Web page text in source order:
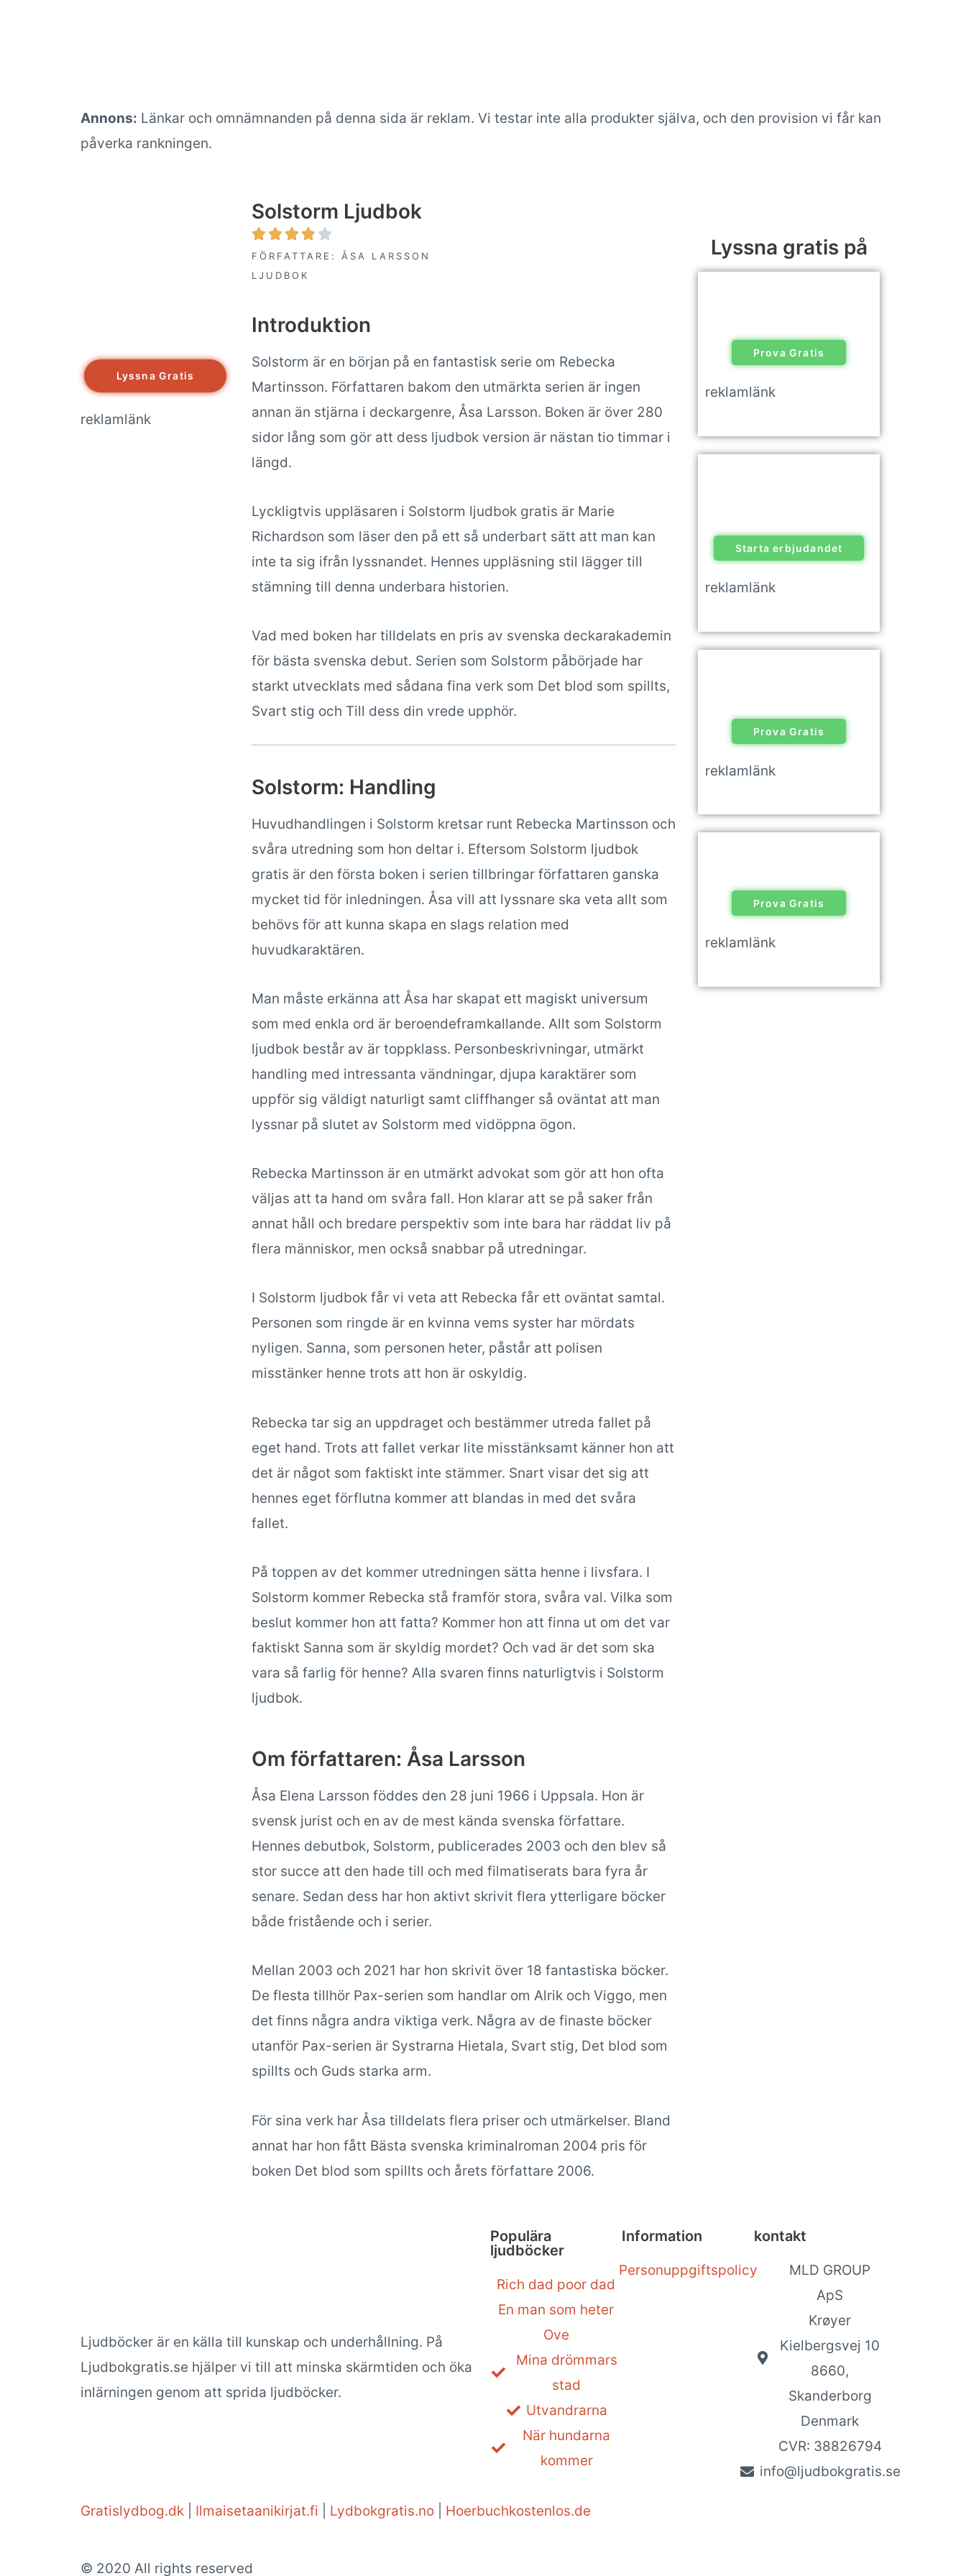
Annons: Länkar och omnämnanden på denna sida är reklam. Vi testar inte alla produkter själva, och den provision vi får kan
påverka rankningen.
Lyssna Gratis
reklamlänk
Solstorm Ljudbok
    
FÖRFATTARE: ÅSA LARSSON
LJUDBOK
Introduktion
Solstorm är en början på en fantastisk serie om Rebecka
Martinsson. Författaren bakom den utmärkta serien är ingen
annan än stjärna i deckargenre, Åsa Larsson. Boken är över 280
sidor lång som gör att dess ljudbok version är nästan tio timmar i
längd.
Lyckligtvis uppläsaren i Solstorm ljudbok gratis är Marie
Richardson som läser den på ett så underbart sätt att man kan
inte ta sig ifrån lyssnandet. Hennes uppläsning stil lägger till
stämning till denna underbara historien.
Vad med boken har tilldelats en pris av svenska deckarakademin
för bästa svenska debut. Serien som Solstorm påbörjade har
starkt utvecklats med sådana fina verk som Det blod som spillts,
Svart stig och Till dess din vrede upphör.
Solstorm: Handling
Huvudhandlingen i Solstorm kretsar runt Rebecka Martinsson och
svåra utredning som hon deltar i. Eftersom Solstorm ljudbok
gratis är den första boken i serien tillbringar författaren ganska
mycket tid för inledningen. Åsa vill att lyssnare ska veta allt som
behövs för att kunna skapa en slags relation med
huvudkaraktären.
Man måste erkänna att Åsa har skapat ett magiskt universum
som med enkla ord är beroendeframkallande. Allt som Solstorm
ljudbok består av är toppklass. Personbeskrivningar, utmärkt
handling med intressanta vändningar, djupa karaktärer som
uppför sig väldigt naturligt samt cliffhanger så oväntat att man
lyssnar på slutet av Solstorm med vidöppna ögon.
Rebecka Martinsson är en utmärkt advokat som gör att hon ofta
väljas att ta hand om svåra fall. Hon klarar att se på saker från
annat håll och bredare perspektiv som inte bara har räddat liv på
flera människor, men också snabbar på utredningar.
I Solstorm ljudbok får vi veta att Rebecka får ett oväntat samtal.
Personen som ringde är en kvinna vems syster har mördats
nyligen. Sanna, som personen heter, påstår att polisen
misstänker henne trots att hon är oskyldig.
Rebecka tar sig an uppdraget och bestämmer utreda fallet på
eget hand. Trots att fallet verkar lite misstänksamt känner hon att
det är något som faktiskt inte stämmer. Snart visar det sig att
hennes eget förflutna kommer att blandas in med det svåra
fallet.
På toppen av det kommer utredningen sätta henne i livsfara. I
Solstorm kommer Rebecka stå framför stora, svåra val. Vilka som
beslut kommer hon att fatta? Kommer hon att finna ut om det var
faktiskt Sanna som är skyldig mordet? Och vad är det som ska
vara så farlig för henne? Alla svaren finns naturligtvis i Solstorm
ljudbok.
Om författaren: Åsa Larsson
Åsa Elena Larsson föddes den 28 juni 1966 i Uppsala. Hon är
svensk jurist och en av de mest kända svenska författare.
Hennes debutbok, Solstorm, publicerades 2003 och den blev så
stor succe att den hade till och med filmatiserats bara fyra år
senare. Sedan dess har hon aktivt skrivit flera ytterligare böcker
både fristående och i serier.
Mellan 2003 och 2021 har hon skrivit över 18 fantastiska böcker.
De flesta tillhör Pax-serien som handlar om Alrik och Viggo, men
det finns några andra viktiga verk. Några av de finaste böcker
utanför Pax-serien är Systrarna Hietala, Svart stig, Det blod som
spillts och Guds starka arm.
För sina verk har Åsa tilldelats flera priser och utmärkelser. Bland
annat har hon fått Bästa svenska kriminalroman 2004 pris för
boken Det blod som spillts och årets författare 2006.
Lyssna gratis på
Prova Gratis
reklamlänk
Starta erbjudandet
reklamlänk
Prova Gratis
reklamlänk
Prova Gratis
reklamlänk
Ljudböcker är en källa till kunskap och underhållning. På
Ljudbokgratis.se hjälper vi till att minska skärmtiden och öka
inlärningen genom att sprida ljudböcker.
Populära
ljudböcker
Rich dad poor dad
En man som heter
Ove
Mina drömmars
stad
Utvandrarna
När hundarna
kommer
Information
Personuppgiftspolicy
kontakt
MLD GROUP
ApS
Krøyer
Kielbergsvej 10
8660,
Skanderborg
Denmark
CVR: 38826794
info@ljudbokgratis.se
Gratislydbog.dk Ilmaisetaanikirjat.fi Lydbokgratis.no Hoerbuchkostenlos.de
© 2020 All rights reserved